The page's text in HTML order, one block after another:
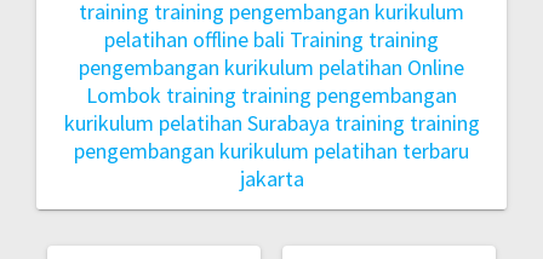
training training pengembangan kurikulum
pelatihan offline bali Training training
pengembangan kurikulum pelatihan Online
Lombok training training pengembangan
kurikulum pelatihan Surabaya training training
pengembangan kurikulum pelatihan terbaru
jakarta